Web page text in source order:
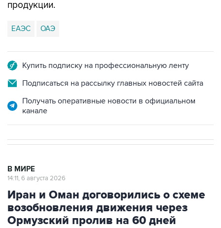
продукции.
ЕАЭС ОАЭ
Купить подписку на профессиональную ленту
Подписаться на рассылку главных новостей сайта
Получать оперативные новости в официальном
канале
В МИРЕ
14:11, 6 августа 2026
Иран и Оман договорились о схеме
возобновления движения через
Ормузский пролив на 60 дней